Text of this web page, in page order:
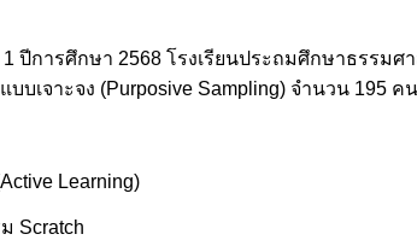
ปีการศึกษา 2568 โรงเรียนประถมศึกษาธรรม
เจาะจง (Purposive Sampling) จำนวน 195 คน
Learning)
Scratch